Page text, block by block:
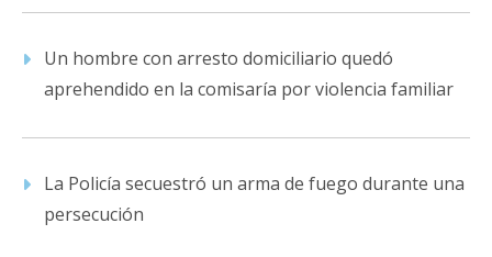
Un hombre con arresto domiciliario quedó
aprehendido en la comisaría por violencia familiar
La Policía secuestró un arma de fuego durante una
persecución